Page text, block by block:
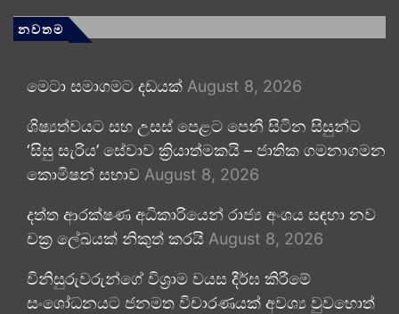
නවතම
මෙටා සමාගමට දඩයක් August 8, 2026
ශිෂ්‍යත්වයට සහ උසස් පෙළට පෙනී සිටින සිසුන්ට
‘සිසු සැරිය’ සේවාව ක්‍රියාත්මකයි – ජාතික ගමනාගමන
කොමිෂන් සභාව August 8, 2026
දත්ත ආරක්ෂණ අධිකාරියෙන් රාජ්‍ය අංශය සඳහා නව
චක්‍ර ලේඛයක් නිකුත් කරයි August 8, 2026
විනිසුරුවරුන්ගේ විශ්‍රාම වයස දීර්ඝ කිරීමේ
සංශෝධනයට ජනමත විචාරණයක් අවශ්‍ය වුවහොත්